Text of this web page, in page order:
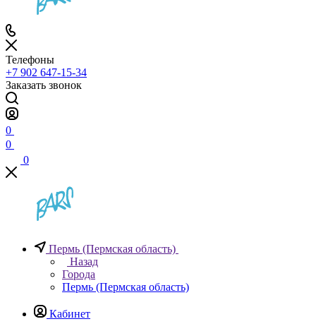
Телефоны
+7 902 647-15-34
Заказать звонок
0
0
0
Пермь (Пермская область)
Назад
Города
Пермь (Пермская область)
Кабинет